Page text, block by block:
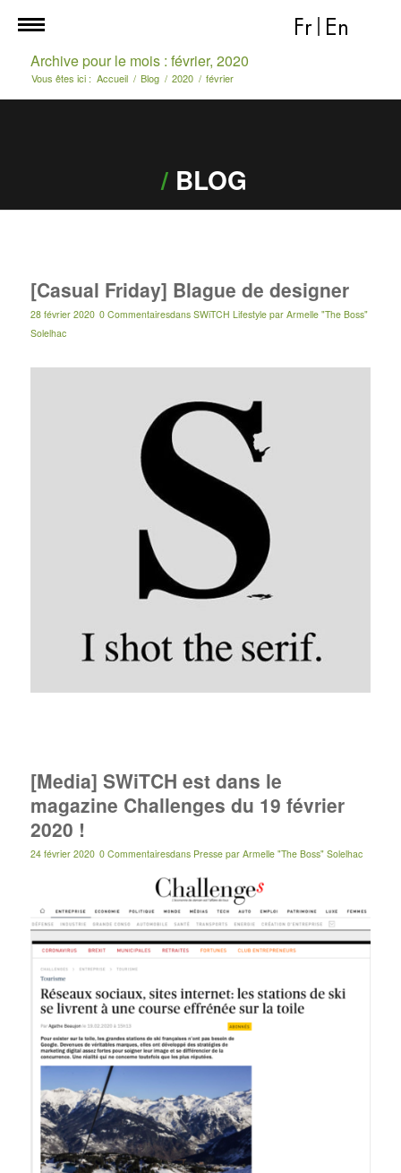
Fr En
Archive pour le mois : février, 2020
Vous êtes ici : Accueil / Blog / 2020 / février
/ BLOG
[Casual Friday] Blague de designer
28 février 2020 0 Commentairesdans SWiTCH Lifestyle par Armelle "The Boss"
Solelhac
[Media] SWiTCH est dans le
magazine Challenges du 19 février
2020 !
24 février 2020 0 Commentairesdans Presse par Armelle "The Boss" Solelhac